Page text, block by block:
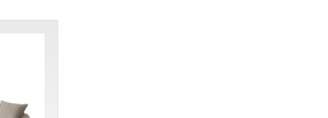
耐洗耐磨的面料選擇，讓您的沙發套既美觀又耐
我們不提供零售和即時交收服務，但我們保證在您